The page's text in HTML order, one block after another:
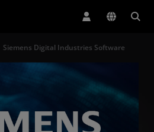
Siemens Digital Industries Software